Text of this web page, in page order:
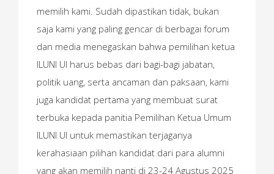
memilih kami. Sudah dipastikan tidak, bukan
saja kami yang paling gencar di berbagai forum
dan media menegaskan bahwa pemilihan ketua
ILUNI UI harus bebas dari bagi-bagi jabatan,
politik uang, serta ancaman dan paksaan, kami
juga kandidat pertama yang membuat surat
terbuka kepada panitia Pemilihan Ketua Umum
ILUNI UI untuk memastikan terjaganya
kerahasiaan pilihan kandidat dari para alumni
yang akan memilih nanti di 23-24 Agustus 2025